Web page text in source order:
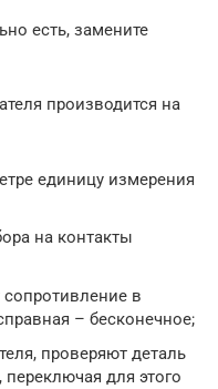
есть, замените
производится на
единицу измерения
на контакты
в
– бесконечное;
проверяют деталь
переключая для этого